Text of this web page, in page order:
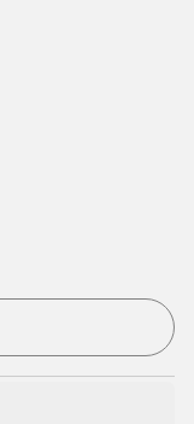
dig som medlem